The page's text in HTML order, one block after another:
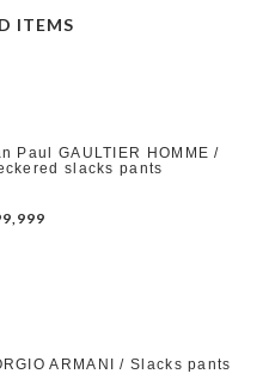
ITEMS
Paul GAULTIER HOMME /
slacks pants
ARMANI / Slacks pants